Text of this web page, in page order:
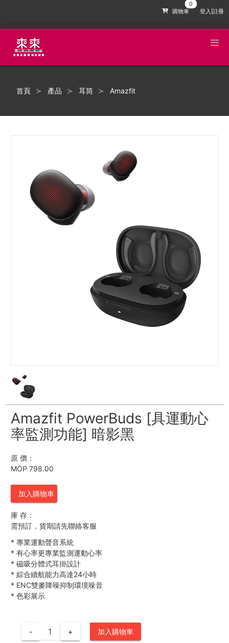
購物車 登入|註冊
首頁 產品 耳筒 Amazfit
Amazfit PowerBuds [具運動心
率監測功能] 暗影黑
原 價：
MOP 798.00
加入購物車
庫 存：
需預訂，貨期請先聯絡客服
* 專業運動聲音系統
* 有心率更專業監測運動心率
* 磁吸分體式耳掛設計
* 綜合續航能力高達24小時
* ENC雙麥降噪抑制環境噪音
* 色彩展示
- + 加入購物車